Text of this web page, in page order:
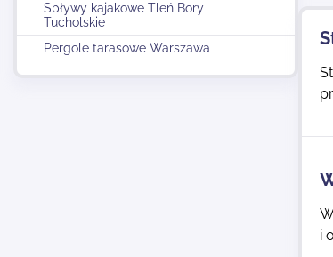
Spływy kajakowe Tleń Bory
Tucholskie
Pergole tarasowe Warszawa
i